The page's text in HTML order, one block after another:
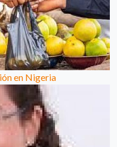
en Nigeria